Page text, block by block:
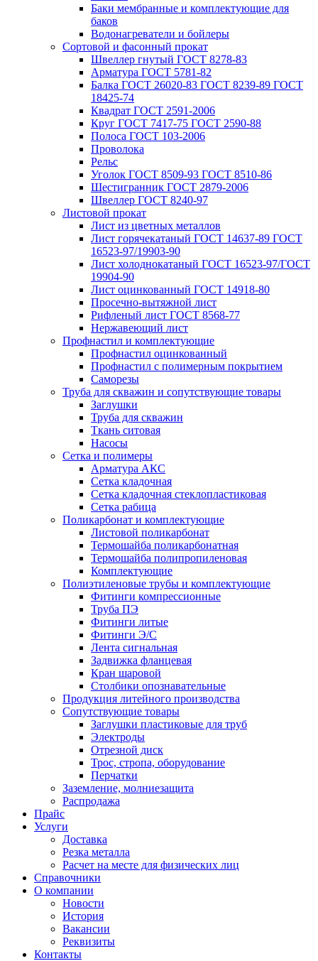
Баки мембранные и комплектующие для
баков
Водонагреватели и бойлеры
Сортовой и фасонный прокат
Швеллер гнутый ГОСТ 8278-83
Арматура ГОСТ 5781-82
Балка ГОСТ 26020-83 ГОСТ 8239-89 ГОСТ
18425-74
Квадрат ГОСТ 2591-2006
Круг ГОСТ 7417-75 ГОСТ 2590-88
Полоса ГОСТ 103-2006
Проволока
Рельс
Уголок ГОСТ 8509-93 ГОСТ 8510-86
Шестигранник ГОСТ 2879-2006
Швеллер ГОСТ 8240-97
Листовой прокат
Лист из цветных металлов
Лист горячекатаный ГОСТ 14637-89 ГОСТ
16523-97/19903-90
Лист холоднокатаный ГОСТ 16523-97/ГОСТ
19904-90
Лист оцинкованный ГОСТ 14918-80
Просечно-вытяжной лист
Рифленый лист ГОСТ 8568-77
Нержавеющий лист
Профнастил и комплектующие
Профнастил оцинкованный
Профнастил с полимерным покрытием
Саморезы
Труба для скважин и сопутствующие товары
Заглушки
Труба для скважин
Ткань ситовая
Насосы
Сетка и полимеры
Арматура АКС
Сетка кладочная
Сетка кладочная стеклопластиковая
Сетка рабица
Поликарбонат и комплектующие
Листовой поликарбонат
Термошайба поликарбонатная
Термошайба полипропиленовая
Комплектующие
Полиэтиленовые трубы и комплектующие
Фитинги компрессионные
Труба ПЭ
Фитинги литые
Фитинги Э/С
Лента сигнальная
Задвижка фланцевая
Кран шаровой
Столбики опознавательные
Продукция литейного производства
Сопутствующие товары
Заглушки пластиковые для труб
Электроды
Отрезной диск
Трос, стропа, оборудование
Перчатки
Заземление, молниезащита
Распродажа
Прайс
Услуги
Доставка
Резка металла
Расчет на месте для физических лиц
Справочники
О компании
Новости
История
Вакансии
Реквизиты
Контакты